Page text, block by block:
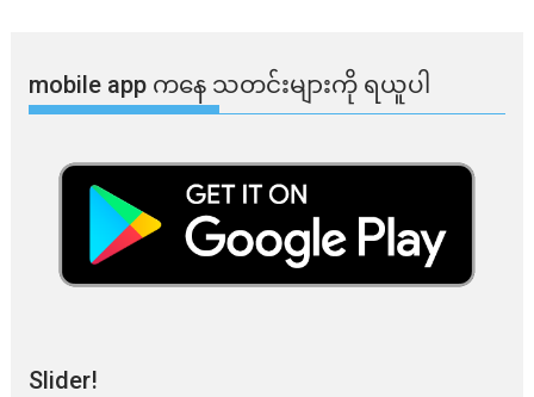
mobile app ​​ကနေ ​​သတင်းများကို ရယူပါ
Slider!